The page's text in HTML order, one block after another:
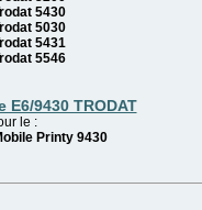
5430
5030
5431
5546
E6/9430 TRODAT
le :
Printy 9430